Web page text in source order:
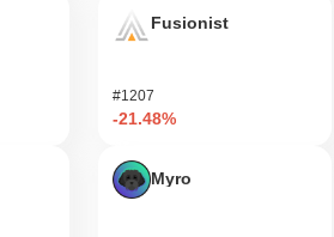
Fusionist
#1207
-21.48%
Myro